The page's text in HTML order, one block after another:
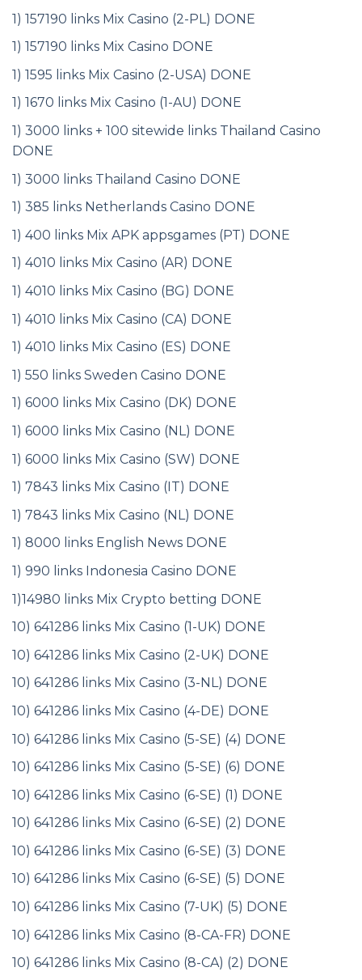
1) 157190 links Mix Casino (2-PL) DONE
1) 157190 links Mix Casino DONE
1) 1595 links Mix Casino (2-USA) DONE
1) 1670 links Mix Casino (1-AU) DONE
1) 3000 links + 100 sitewide links Thailand Casino
DONE
1) 3000 links Thailand Casino DONE
1) 385 links Netherlands Casino DONE
1) 400 links Mix APK appsgames (PT) DONE
1) 4010 links Mix Casino (AR) DONE
1) 4010 links Mix Casino (BG) DONE
1) 4010 links Mix Casino (CA) DONE
1) 4010 links Mix Casino (ES) DONE
1) 550 links Sweden Casino DONE
1) 6000 links Mix Casino (DK) DONE
1) 6000 links Mix Casino (NL) DONE
1) 6000 links Mix Casino (SW) DONE
1) 7843 links Mix Casino (IT) DONE
1) 7843 links Mix Casino (NL) DONE
1) 8000 links English News DONE
1) 990 links Indonesia Casino DONE
1)14980 links Mix Crypto betting DONE
10) 641286 links Mix Casino (1-UK) DONE
10) 641286 links Mix Casino (2-UK) DONE
10) 641286 links Mix Casino (3-NL) DONE
10) 641286 links Mix Casino (4-DE) DONE
10) 641286 links Mix Casino (5-SE) (4) DONE
10) 641286 links Mix Casino (5-SE) (6) DONE
10) 641286 links Mix Casino (6-SE) (1) DONE
10) 641286 links Mix Casino (6-SE) (2) DONE
10) 641286 links Mix Casino (6-SE) (3) DONE
10) 641286 links Mix Casino (6-SE) (5) DONE
10) 641286 links Mix Casino (7-UK) (5) DONE
10) 641286 links Mix Casino (8-CA-FR) DONE
10) 641286 links Mix Casino (8-CA) (2) DONE